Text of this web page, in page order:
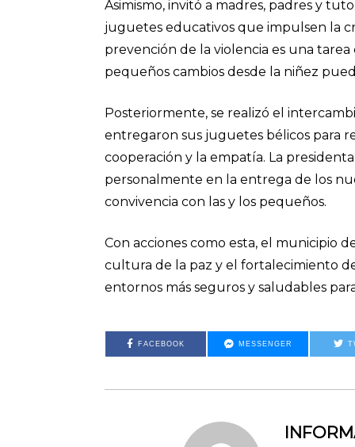
Asimismo, invitó a madres, padres y
juguetes educativos que impulsen la
prevención de la violencia es una
pequeños cambios desde la niñez
Posteriormente, se realizó el
entregaron sus juguetes bélicos para
cooperación y la empatía. La
personalmente en la entrega de los
convivencia con las y los pequeños.
Con acciones como esta, el municipio
cultura de la paz y el fortalecimiento
entornos más seguros y saludables
FACEBOOK MESSENGER